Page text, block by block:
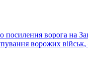
ворога на
ворожих